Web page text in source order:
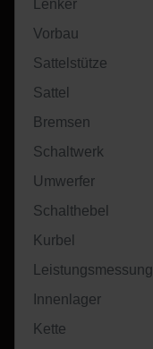
Lenker
Vorbau
Sattelstütze
Sattel
Bremsen
Schaltwerk
Umwerfer
Schalthebel
Kurbel
Leistungsmessung
Innenlager
Kette